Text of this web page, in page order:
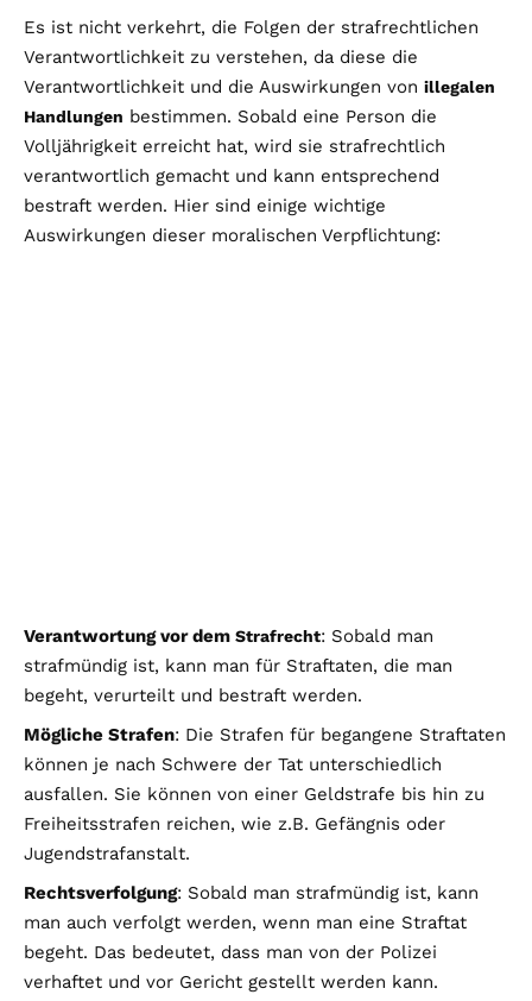
Es ist nicht verkehrt, die Folgen der strafrechtlichen
Verantwortlichkeit zu verstehen, da diese die
Verantwortlichkeit und die Auswirkungen von illegalen
Handlungen bestimmen. Sobald eine Person die
Volljährigkeit erreicht hat, wird sie strafrechtlich
verantwortlich gemacht und kann entsprechend
bestraft werden. Hier sind einige wichtige
Auswirkungen dieser moralischen Verpflichtung:
Verantwortung vor dem Strafrecht: Sobald man
strafmündig ist, kann man für Straftaten, die man
begeht, verurteilt und bestraft werden.
Mögliche Strafen: Die Strafen für begangene Straftaten
können je nach Schwere der Tat unterschiedlich
ausfallen. Sie können von einer Geldstrafe bis hin zu
Freiheitsstrafen reichen, wie z.B. Gefängnis oder
Jugendstrafanstalt.
Rechtsverfolgung: Sobald man strafmündig ist, kann
man auch verfolgt werden, wenn man eine Straftat
begeht. Das bedeutet, dass man von der Polizei
verhaftet und vor Gericht gestellt werden kann.